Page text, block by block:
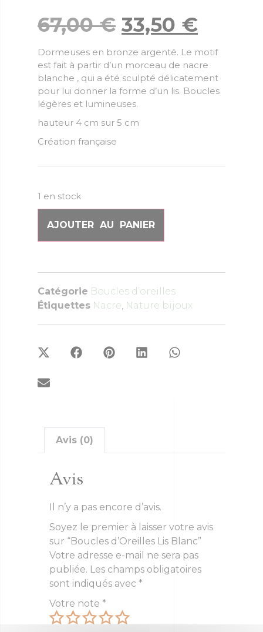
67,00€ 33,50 €
Dormeuses en bronze argenté. Le motif
est fait à partir d’un morceau de nacre
blanche , qui a été sculpté délicatement
pour lui donner la forme d’un lis. Boucles
légères et lumineuses.
hauteur 4 cm sur 5 cm
Création française
1 en stock
AJOUTER AU PANIER
Catégorie Boucles d’oreilles
Étiquettes Nacre, Nature bijoux
Avis (0)
Avis
Il n’y a pas encore d’avis.
Soyez le premier à laisser votre avis
sur “Boucles d’Oreilles Lis Blanc”
Votre adresse e-mail ne sera pas
publiée. Les champs obligatoires
sont indiqués avec *
Votre note *